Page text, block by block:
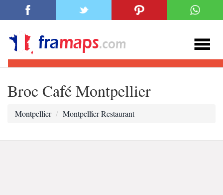
Broc Café Montpellier
Montpellier Montpelli̇er Restaurant